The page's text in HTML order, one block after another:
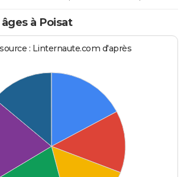
à Poisat
: Linternaute.com d'après